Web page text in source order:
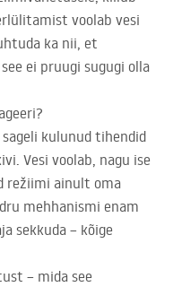
voolab vesi
ka nii, et
ei pruugi sugugi olla
kulunud tihendid
Vesi voolab, nagu ise
režiimi ainult oma
mehhanismi enam
sekkuda – kõige
– mida see